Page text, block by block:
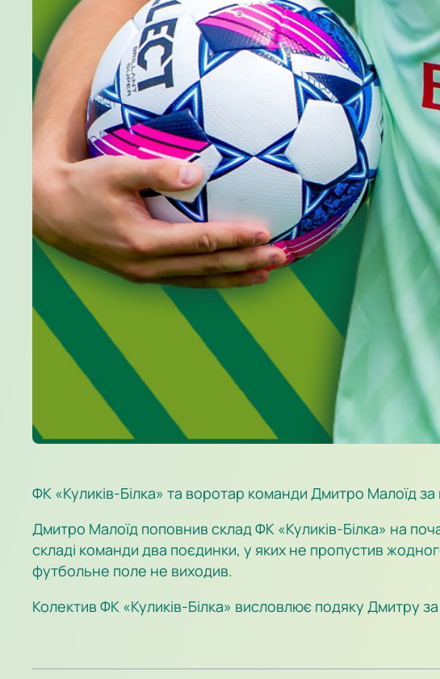
ФК «Куликів-Білка» та воротар команди Дмитро Малоїд
Дмитро Малоїд поповнив склад ФК «Куликів-Білка» на
складі команди два поєдинки, у яких не пропустив
футбольне поле не виходив.
Колектив ФК «Куликів-Білка» висловлює подяку Дмитру